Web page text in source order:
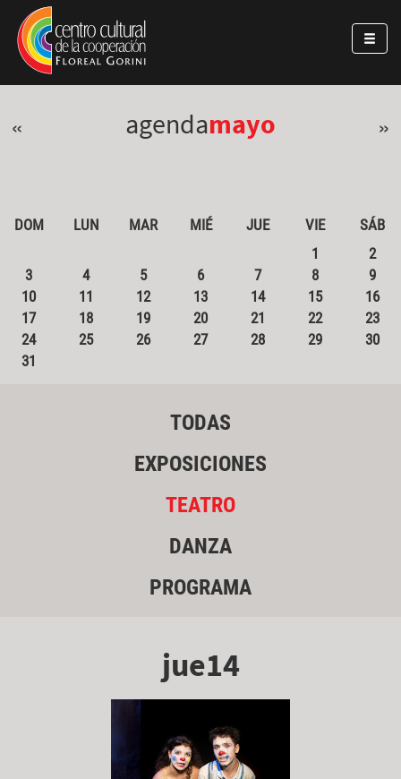
Pasar al contenido principal
Jump to main content
« agendamayo »
DOM LUN MAR MIÉ JUE VIE
SÁB
1
2
3
4 5 6 7 8
9
10
11 12 13 14 15
16
17
18 19 20 21 22
23
24
25 26 27 28 29
30
31
TODAS
EXPOSICIONES
TEATRO
DANZA
PROGRAMA
jue14